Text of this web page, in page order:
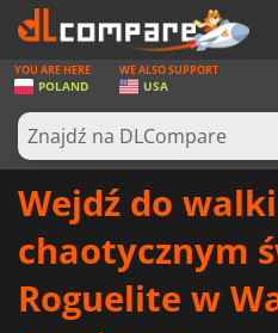
GRY
KARTY DO GIER
OPROGRAMOWANIE
REWARDS
SPRZĘT KOMPUTEROWY
AKTUALNOŚCI
YOU ARE HERE
POLAND
WE ALSO SUPPORT
USA
Wejdź do
chaotycznym
Roguelite w